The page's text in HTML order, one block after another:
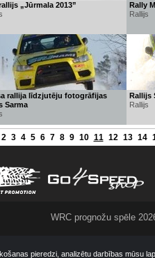
„Jūrmala 2013”
Rally
Rallijs
rallija līdzjutēju fotogrāfijas
Sarma
Rallijs
Rallijs
2 3 4 5 6 7 8 9 10 11 12 13 14
WRC prognožu spēle
pieredzi, analizētu darbības mūsu